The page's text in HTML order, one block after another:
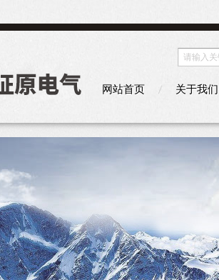
网站首页 关于我们